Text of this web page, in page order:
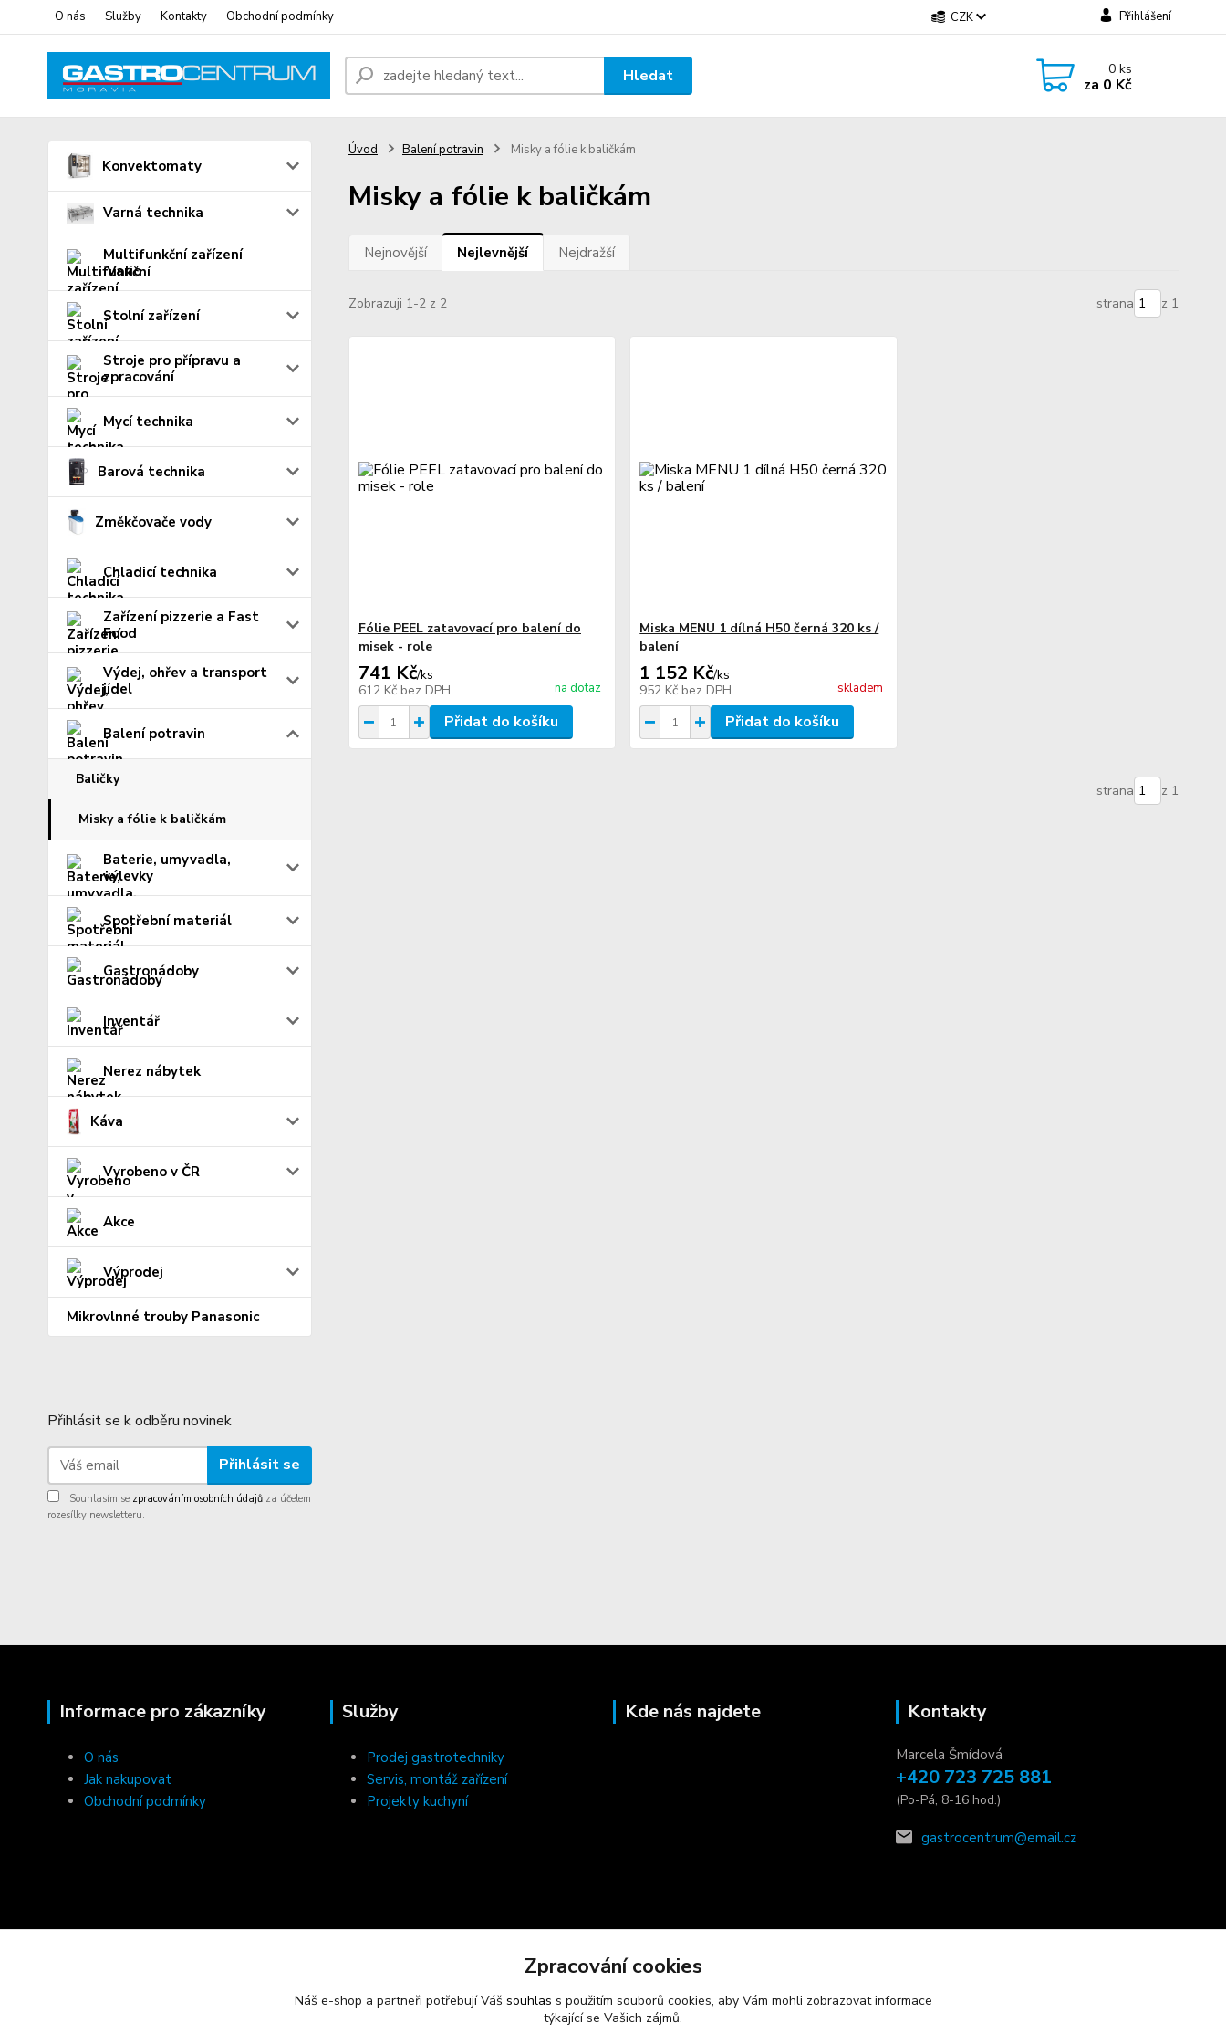
O nás Služby Kontakty Obchodní podmínky CZK Přihlášení
Hledat 0ks
za 0 Kč
Konvektomaty
Varná technika
Multifunkční zařízení
iVario
Stolní zařízení
Stroje pro přípravu a
zpracování
Mycí technika
Barová technika
Změkčovače vody
Chladicí technika
Zařízení pizzerie a Fast
Food
Výdej, ohřev a transport
jídel
Balení potravin
Baličky
Misky a fólie k baličkám
Baterie, umyvadla,
výlevky
Spotřební materiál
Gastronádoby
Inventář
Nerez nábytek
Káva
Vyrobeno v ČR
Akce
Výprodej
Mikrovlnné trouby Panasonic
Přihlásit se k odběru novinek
Přihlásit se
Souhlasím se zpracováním osobních údajů za účelem
rozesílky newsletteru.
Úvod Balení potravin Misky a fólie k baličkám
Misky a fólie k baličkám
Nejnovější Nejlevnější Nejdražší
Zobrazuji 1-2 z 2 strana z 1
Fólie PEEL zatavovací pro balení do
misek - role
741 Kč/ks
612 Kč bez DPH na dotaz
Přidat do košíku
Miska MENU 1 dílná H50 černá 320 ks /
balení
1 152 Kč/ks
952 Kč bez DPH skladem
Přidat do košíku
strana z 1
Informace pro zákazníky
O nás
Jak nakupovat
Obchodní podmínky
Služby
Prodej gastrotechniky
Servis, montáž zařízení
Projekty kuchyní
Kde nás najdete Kontakty
Marcela Šmídová
+420 723 725 881
(Po-Pá, 8-16 hod.)
gastrocentrum@email.cz
Zpracování cookies
Náš e-shop a partneři potřebují Váš souhlas s použitím souborů cookies, aby Vám mohli zobrazovat informace
týkající se Vašich zájmů.